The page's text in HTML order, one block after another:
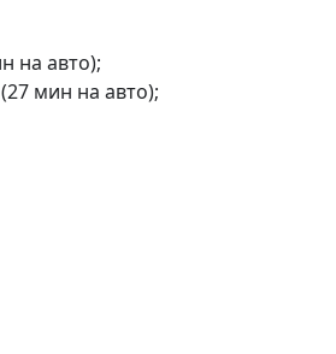
на авто);
мин на авто);